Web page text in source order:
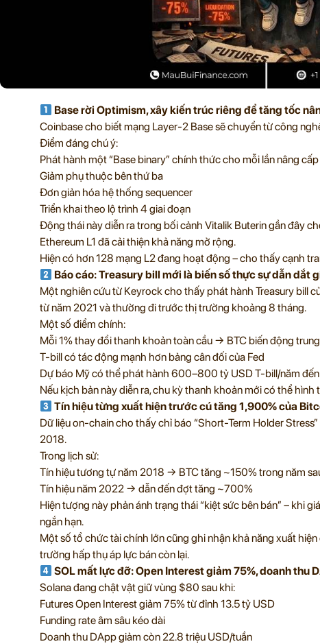
Base rời Optimism, xây kiến trúc riêng để tăng tốc
Coinbase cho biết mạng Layer-2 Base sẽ chuyển từ công
Điểm đáng chú ý:
Phát hành một “Base binary” chính thức cho mỗi lần nâng cấp
Giảm phụ thuộc bên thứ ba
Đơn giản hóa hệ thống sequencer
Triển khai theo lộ trình 4 giai đoạn
Động thái này diễn ra trong bối cảnh Vitalik Buterin gần đây
Ethereum L1 đã cải thiện khả năng mở rộng.
Hiện có hơn 128 mạng L2 đang hoạt động – cho thấy cạnh
Báo cáo: Treasury bill mới là biến số thực sự dẫn dắt
Một nghiên cứu từ Keyrock cho thấy phát hành Treasury bill
từ năm 2021 và thường đi trước thị trường khoảng 8 tháng.
Một số điểm chính:
Mỗi 1% thay đổi thanh khoản toàn cầu → BTC biến động
T-bill có tác động mạnh hơn bảng cân đối của Fed
Dự báo Mỹ có thể phát hành 600–800 tỷ USD T-bill/năm
Nếu kịch bản này diễn ra, chu kỳ thanh khoản mới có thể
Tín hiệu từng xuất hiện trước cú tăng 1,900% của
Dữ liệu on-chain cho thấy chỉ báo “Short-Term Holder
2018.
Trong lịch sử:
Tín hiệu tương tự năm 2018 → BTC tăng ~150% trong năm
Tín hiệu năm 2022 → dẫn đến đợt tăng ~700%
Hiện tượng này phản ánh trạng thái “kiệt sức bên bán” – khi
ngắn hạn.
Một số tổ chức tài chính lớn cũng ghi nhận khả năng xuất
trường hấp thụ áp lực bán còn lại.
SOL mất lực đỡ: Open Interest giảm 75%, doanh thu
Solana đang chật vật giữ vùng $80 sau khi:
Futures Open Interest giảm 75% từ đỉnh 13.5 tỷ USD
Funding rate âm sâu kéo dài
Doanh thu DApp giảm còn 22.8 triệu USD/tuần